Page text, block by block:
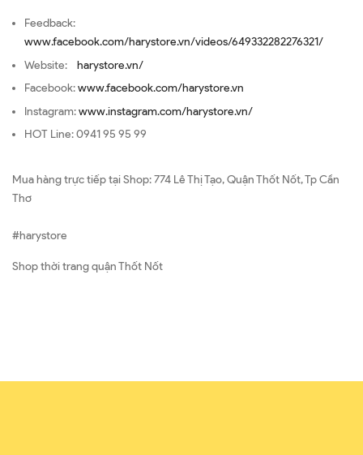
Feedback:
www.facebook.com/harystore.vn/videos/649332282276321/
Website: harystore.vn/
Facebook:www.facebook.com/harystore.vn
Instagram:www.instagram.com/harystore.vn/
HOT Line: 0941 95 95 99
Mua hàng trực tiếp tại Shop: 774 Lê Thị Tạo, Quận Thốt Nốt, Tp Cần
Thơ
#harystore
Shop thời trang quận Thốt Nốt